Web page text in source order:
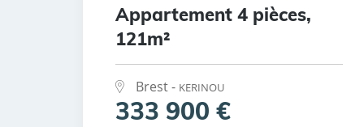
Appartement 4 pièces,
121m²
Brest - KERINOU
333 900 €